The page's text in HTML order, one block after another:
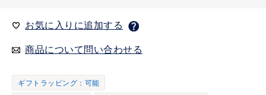
お気に入りに追加する
商品について問い合わせる
ギフトラッピング：可能